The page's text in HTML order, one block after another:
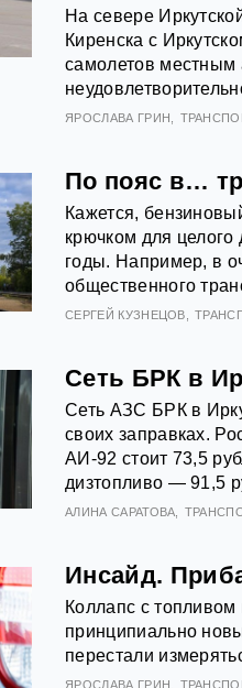
На севере
Киренска с
самолетов местным
ЯРОСЛАВА ГРИН
По пояс в…
Кажется,
крючком для целого
годы. Например, в
общественного
СЕРГЕЙ КУЗНЕЦОВ
Сеть БРК в
Сеть АЗС БРК в
своих заправках.
АИ‑92 стоит 73,5
дизтопливо — 91,5
АЛИНА САРАТОВА
Инсайд.
Коллапс с
принципиально
перестали
ЯРОСЛАВА ГРИН